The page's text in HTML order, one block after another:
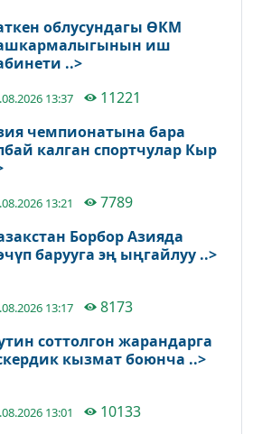
облусундагы ӨКМ
иш
..>
13:37
11221
чемпионатына бара
калган спортчулар Кыр
13:21
7789
Борбор Азияда
көчүп барууга эң ыңгайлуу ..>
13:17
8173
соттолгон жарандарга
аскердик кызмат боюнча ..>
13:01
10133